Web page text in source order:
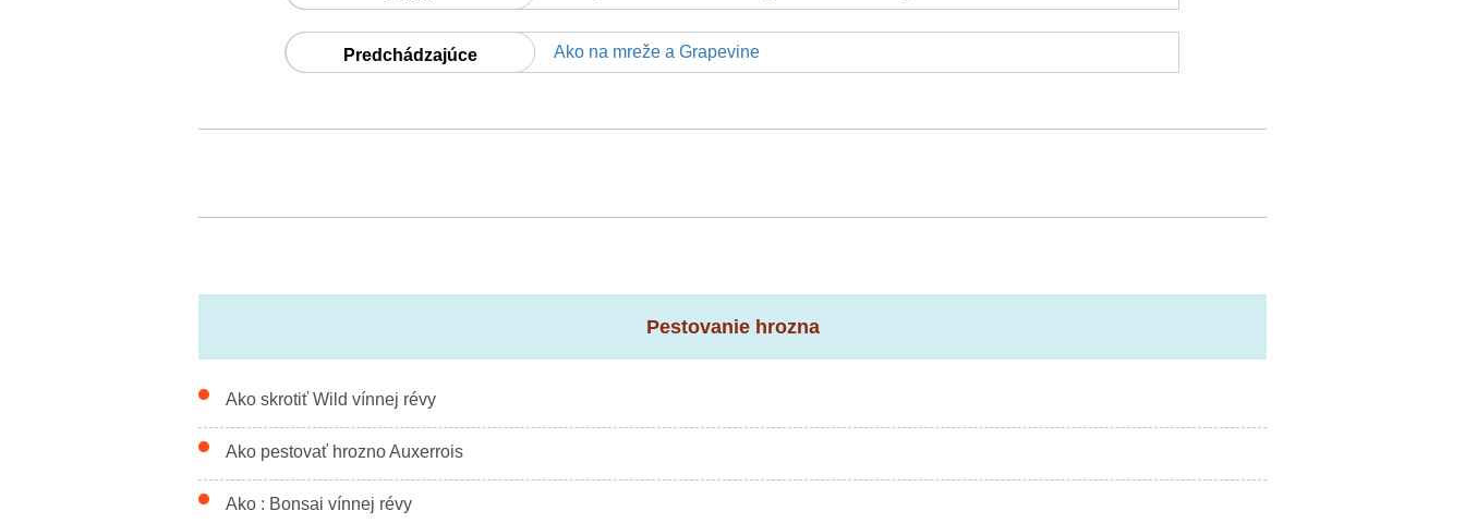
Predchádzajúce Ako na mreže a Grapevine
Pestovanie hrozna
Ako skrotiť Wild vínnej révy
Ako pestovať hrozno Auxerrois
Ako : Bonsai vínnej révy